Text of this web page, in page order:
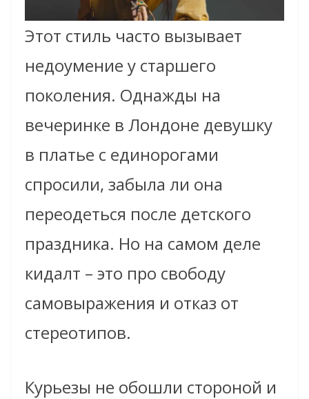
Этот стиль часто вызывает
недоумение у старшего
поколения. Однажды на
вечеринке в Лондоне девушку
в платье с единорогами
спросили, забыла ли она
переодеться после детского
праздника. Но на самом деле
кидалт – это про свободу
самовыражения и отказ от
стереотипов.
Курьезы не обошли стороной и